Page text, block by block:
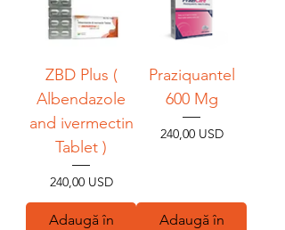
ZBD Plus (
Albendazole
and ivermectin
Tablet )
Preț
240,00 USD
Adaugă în
Praziquantel
600 Mg
Preț
240,00 USD
Adaugă în